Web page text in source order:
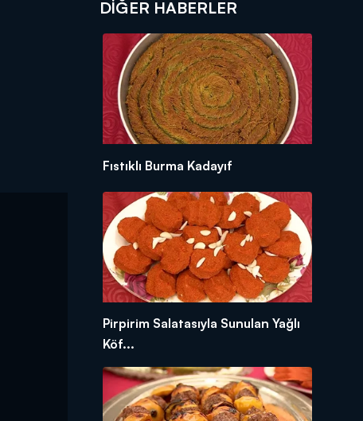
DIĞER HABERLER
Fıstıklı Burma Kadayıf
Pirpirim Salatasıyla Sunulan Yağlı
Köf...